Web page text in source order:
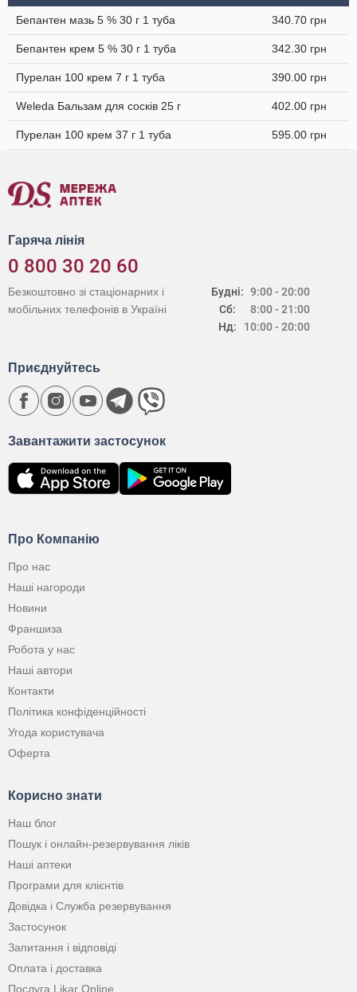
Бепантен мазь 5 % 30 г 1 туба 340.70 грн
Бепантен крем 5 % 30 г 1 туба 342.30 грн
Пурелан 100 крем 7 г 1 туба 390.00 грн
Weleda Бальзам для сосків 25 г 402.00 грн
Пурелан 100 крем 37 г 1 туба 595.00 грн
Гаряча лінія
0 800 30 20 60
Будні:
Сб:
Нд:
9:00 - 20:00
8:00 - 21:00
10:00 - 20:00
Безкоштовно зі стаціонарних і
мобільних телефонів в Україні
Про Компанію
Про нас
Наші нагороди
Новини
Франшиза
Робота у нас
Наші автори
Контакти
Політика конфіденційності
Угода користувача
Оферта
Корисно знати
Наш блог
Пошук і онлайн-резервування ліків
Наші аптеки
Програми для клієнтів
Довідка і Служба резервування
Застосунок
Запитання і відповіді
Оплата і доставка
Послуга Likar Online
Завантажити застосунок
Приєднуйтесь